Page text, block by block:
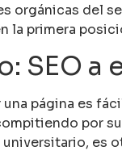
orgánicas del
la primera
SEO
página es
por
es